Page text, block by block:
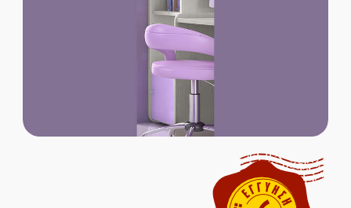
ΜΑΣΙΦ ΞΥΛΟ
MDF ΚΑΠΛΑΜΑΣ
Παιδικά Κρεβάτια